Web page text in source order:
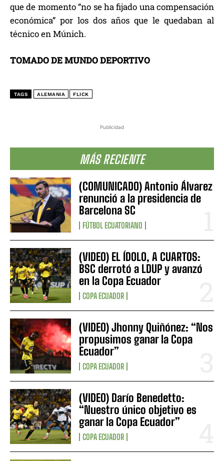
Publicidad
MÁS RECIENTE
(COMUNICADO) Antonio Álvarez
renunció a la presidencia de
Barcelona SC
FÚTBOL ECUATORIANO
(VIDEO) EL ÍDOLO, A CUARTOS:
BSC derrotó a LDUP y avanzó
en la Copa Ecuador
COPA ECUADOR
(VIDEO) Jhonny Quiñónez: “Nos
propusimos ganar la Copa
Ecuador”
COPA ECUADOR
(VIDEO) Darío Benedetto:
“Nuestro único objetivo es
ganar la Copa Ecuador”
COPA ECUADOR
que de momento “no se ha fijado una compensación
económica” por los dos años que le quedaban al
técnico en Múnich.
TOMADO DE MUNDO DEPORTIVO
TAGS ALEMANIA FLICK